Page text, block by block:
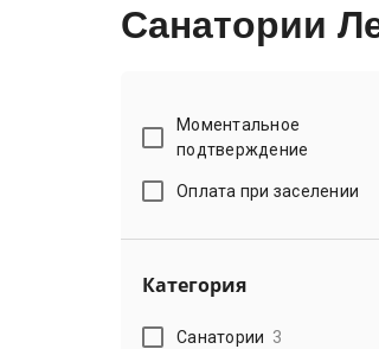
Санатории
Моментальное
подтверждение
Оплата при заселении
Категория
Санатории 3